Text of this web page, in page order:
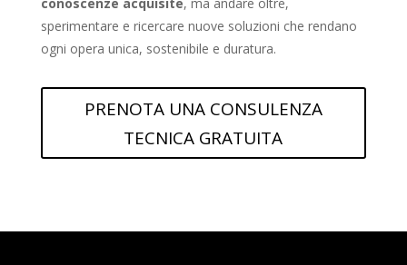
sperimentare e ricercare nuove soluzioni che rendano
ogni opera unica, sostenibile e duratura.
PRENOTA UNA CONSULENZA
TECNICA GRATUITA